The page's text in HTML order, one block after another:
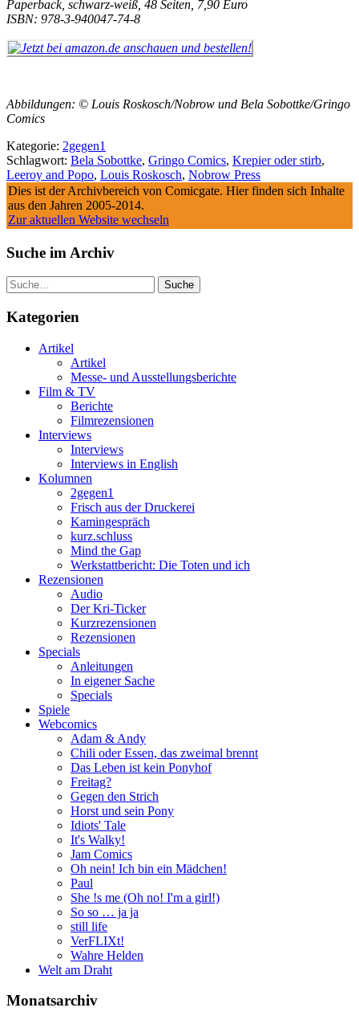
Paperback, schwarz-weiß, 48 Seiten, 7,90 Euro
ISBN: 978-3-940047-74-8
Abbildungen: © Louis Roskosch/Nobrow und Bela Sobottke/Gringo
Comics
Kategorie: 2gegen1
Schlagwort: Bela Sobottke, Gringo Comics, Krepier oder stirb,
Leeroy and Popo, Louis Roskosch, Nobrow Press
Dies ist der Archivbereich von Comicgate. Hier finden sich Inhalte
aus den Jahren 2005-2014.
Zur aktuellen Website wechseln
Suche im Archiv
Suche
Kategorien
Artikel
Artikel
Messe- und Ausstellungsberichte
Film & TV
Berichte
Filmrezensionen
Interviews
Interviews
Interviews in English
Kolumnen
2gegen1
Frisch aus der Druckerei
Kamingespräch
kurz.schluss
Mind the Gap
Werkstattbericht: Die Toten und ich
Rezensionen
Audio
Der Kri-Ticker
Kurzrezensionen
Rezensionen
Specials
Anleitungen
In eigener Sache
Specials
Spiele
Webcomics
Adam & Andy
Chili oder Essen, das zweimal brennt
Das Leben ist kein Ponyhof
Freitag?
Gegen den Strich
Horst und sein Pony
Idiots' Tale
It's Walky!
Jam Comics
Oh nein! Ich bin ein Mädchen!
Paul
She !s me (Oh no! I'm a girl!)
So so … ja ja
still life
VerFLIXt!
Wahre Helden
Welt am Draht
Monatsarchiv